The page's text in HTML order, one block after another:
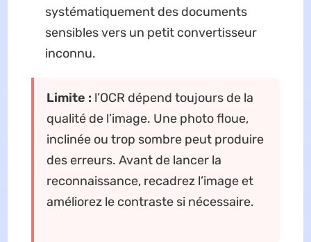
systématiquement des documents
sensibles vers un petit convertisseur
inconnu.
Limite : l’OCR dépend toujours de la
qualité de l’image. Une photo floue,
inclinée ou trop sombre peut produire
des erreurs. Avant de lancer la
reconnaissance, recadrez l’image et
améliorez le contraste si nécessaire.